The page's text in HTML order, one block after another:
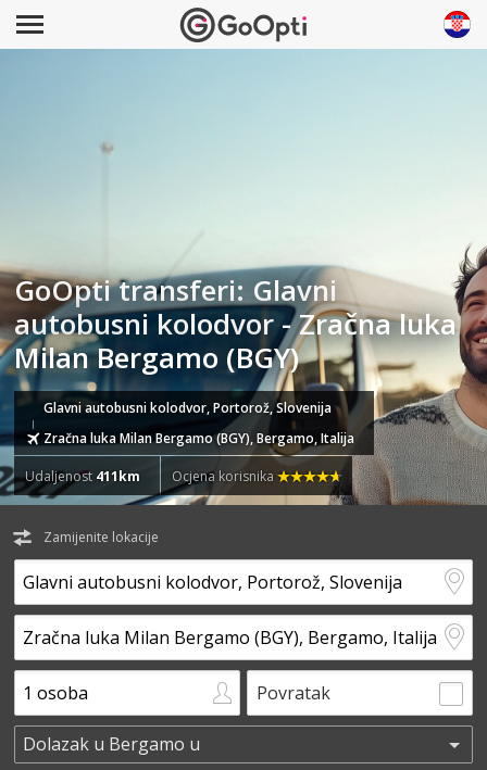
GoOpti transferi: Glavni
autobusni kolodvor - Zračna luka
Milan Bergamo (BGY)
Glavni autobusni kolodvor, Portorož, Slovenija
Zračna luka Milan Bergamo (BGY), Bergamo, Italija
Udaljenost 411km Ocjena korisnika
Zamijenite lokacije
Povratak